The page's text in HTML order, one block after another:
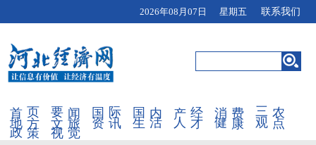
2026年08月07日 星期五 联系我们
地方 文旅 资讯 生活 人才 健康 观点
政策 视觉